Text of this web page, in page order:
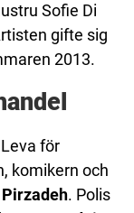
Sofie Di
gifte sig
2013.
för
komikern och
. Polis